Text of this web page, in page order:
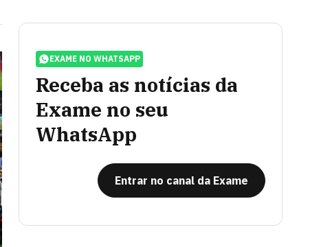
EXAME NO WHATSAPP
Receba as notícias da
Exame no seu
WhatsApp
Entrar no canal da Exame